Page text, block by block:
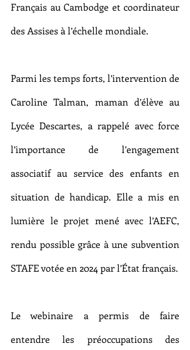
Français au Cambodge et coordinateur
des Assises à l’échelle mondiale.
Parmi les temps forts, l’intervention de
Caroline Talman, maman d’élève au
Lycée Descartes, a rappelé avec force
l’importance de l’engagement
associatif au service des enfants en
situation de handicap. Elle a mis en
lumière le projet mené avec l’AEFC,
rendu possible grâce à une subvention
STAFE votée en 2024 par l’État français.
Le webinaire a permis de faire
entendre les préoccupations des